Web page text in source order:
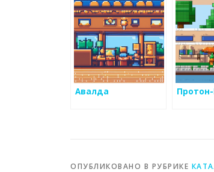
Авалда
ОПУБЛИКОВАНО В РУБРИКЕ